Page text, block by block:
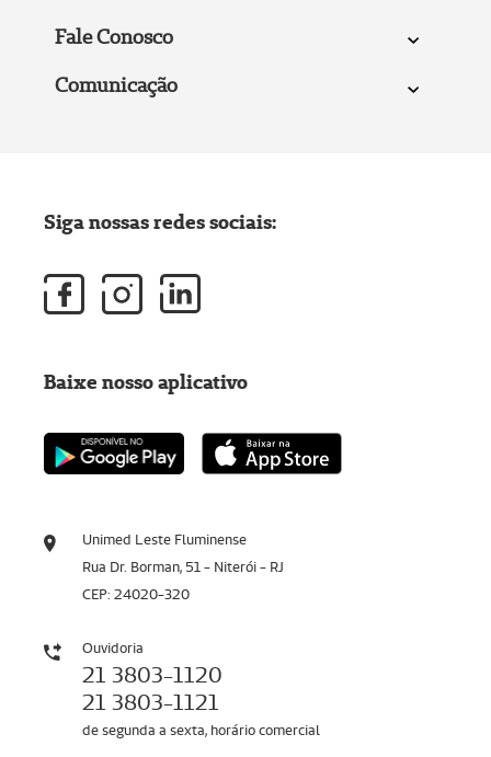
Fale Conosco
Comunicação
Unimed Leste Fluminense
Rua Dr. Borman, 51 - Niterói - RJ
CEP: 24020-320
Ouvidoria
21 3803-1120
21 3803-1121
de segunda a sexta, horário comercial
Siga nossas redes sociais:
Baixe nosso aplicativo